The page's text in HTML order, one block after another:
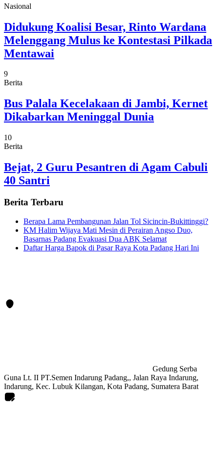
Nasional
Didukung Koalisi Besar, Rinto Wardana
Melenggang Mulus ke Kontestasi Pilkada
Mentawai
9
Berita
Bus Palala Kecelakaan di Jambi, Kernet
Dikabarkan Meninggal Dunia
10
Berita
Bejat, 2 Guru Pesantren di Agam Cabuli
40 Santri
Berita Terbaru
Berapa Lama Pembangunan Jalan Tol Sicincin-Bukittinggi?
KM Halim Wijaya Mati Mesin di Perairan Angso Duo,
Basarnas Padang Evakuasi Dua ABK Selamat
Daftar Harga Bapok di Pasar Raya Kota Padang Hari Ini
Gedung Serba
Guna Lt. II PT.Semen Indarung Padang,, Jalan Raya Indarung,
Indarung, Kec. Lubuk Kilangan, Kota Padang, Sumatera Barat